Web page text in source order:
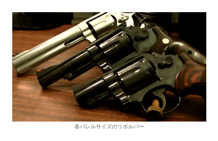
各バレルサイズのリボルバー